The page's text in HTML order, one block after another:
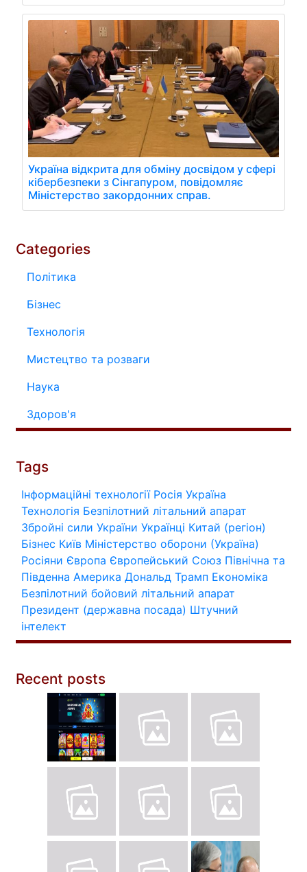
Україна відкрита для обміну досвідом у сфері
кібербезпеки з Сінгапуром, повідомляє
Міністерство закордонних справ.
Categories
Політика
Бізнес
Технологія
Мистецтво та розваги
Наука
Здоров'я
Tags
Інформаційні технології Росія Україна
Технологія Безпілотний літальний апарат
Збройні сили України Українці Китай (регіон)
Бізнес Київ Міністерство оборони (Україна)
Росіяни Європа Європейський Союз Північна та
Південна Америка Дональд Трамп Економіка
Безпілотний бойовий літальний апарат
Президент (державна посада) Штучний
інтелект
Recent posts